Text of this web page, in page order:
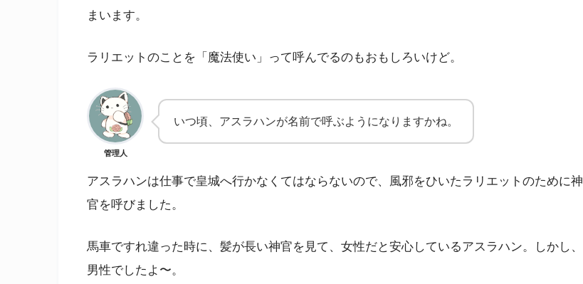
まいます。
ラリエットのことを「魔法使い」って呼んでるのもおもしろいけど。
管理人
いつ頃、アスラハンが名前で呼ぶようになりますかね。
アスラハンは仕事で皇城へ行かなくてはならないので、風邪をひいたラリエットのために神
官を呼びました。
馬車ですれ違った時に、髪が長い神官を見て、女性だと安心しているアスラハン。しかし、
男性でしたよ〜。